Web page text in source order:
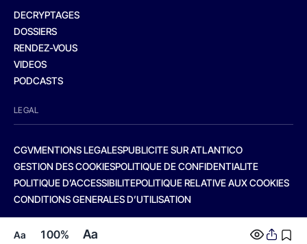
Aa 100% Aa
DECRYPTAGES
DOSSIERS
RENDEZ-VOUS
VIDEOS
PODCASTS
LEGAL
CGVMENTIONS LEGALESPUBLICITE SUR ATLANTICO
GESTION DES COOKIESPOLITIQUE DE CONFIDENTIALITE
POLITIQUE D’ACCESSIBILITEPOLITIQUE RELATIVE AUX COOKIES
CONDITIONS GENERALES D’UTILISATION